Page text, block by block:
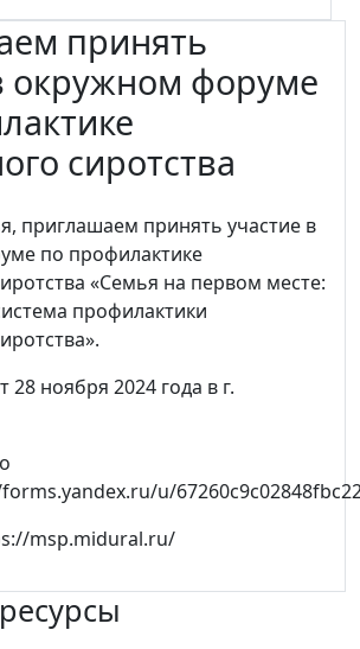
принять
окружном форуме
сиротства
приглашаем принять участие в
по профилактике
«Семья на первом месте:
профилактики
ноября 2024 года в г.
u/
msp.midural.ru/